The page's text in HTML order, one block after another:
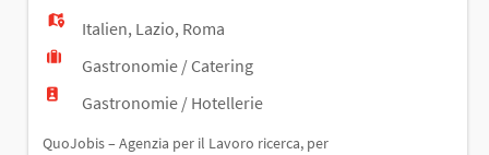
Italien, Lazio, Roma
Gastronomie / Catering
Gastronomie / Hotellerie
QuoJobis – Agenzia per il Lavoro ricerca, per